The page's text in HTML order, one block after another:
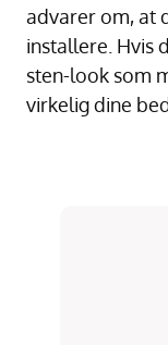
advarer om, at
installere. Hvis
sten-look som
virkelig dine